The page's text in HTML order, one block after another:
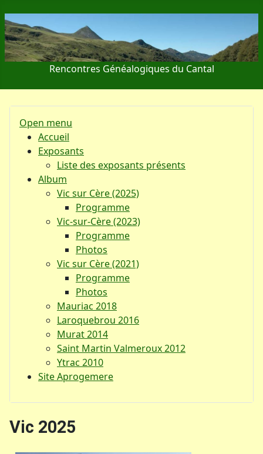
Rencontres Généalogiques du Cantal
Open menu
Accueil
Exposants
Liste des exposants présents
Album
Vic sur Cère (2025)
Programme
Vic-sur-Cère (2023)
Programme
Photos
Vic sur Cère (2021)
Programme
Photos
Mauriac 2018
Laroquebrou 2016
Murat 2014
Saint Martin Valmeroux 2012
Ytrac 2010
Site Aprogemere
Vic 2025